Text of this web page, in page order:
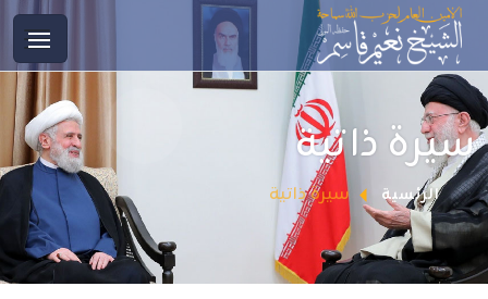
سيرة ذاتية
الرئسية سيرة ذاتية